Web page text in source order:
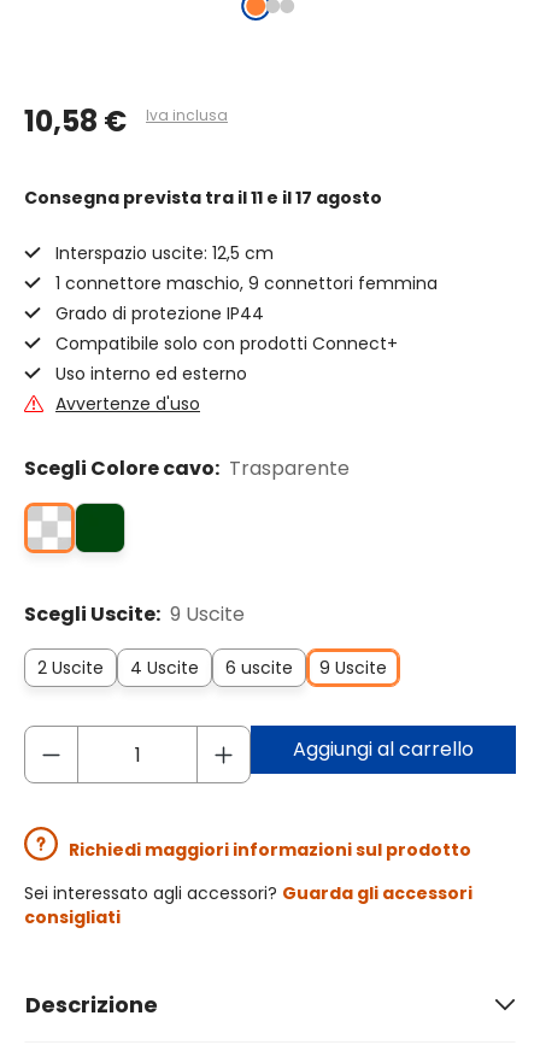
10,58 € Iva inclusa
Consegna prevista tra il 11 e il 17 agosto
Interspazio uscite: 12,5 cm
1 connettore maschio, 9 connettori femmina
Grado di protezione IP44
Compatibile solo con prodotti Connect+
Uso interno ed esterno
Avvertenze d'uso
Scegli Colore cavo: Trasparente
Scegli Uscite: 9 Uscite
2 Uscite 4 Uscite 6 uscite 9 Uscite
Aggiungi al carrello
Richiedi maggiori informazioni sul prodotto
Sei interessato agli accessori? Guarda gli accessori
consigliati
Descrizione